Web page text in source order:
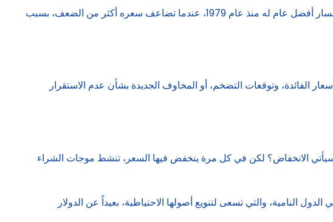
وارتفعت أسعار السبائك بأكثر من 50 % هذا العام، مسجلةً رقماً قياسياً، تجاوز 4100 دولار للأونصة، ما يضع الذهب على مسار أفضل عام له منذ عام 1979، عندما تضاعف سعره أكثر من الضعف، بسبب
الفورية: أسعار الفائدة، وتوقعات التضخم، أو المخاوف الجديدة بشأن عدم الاستقرار
سيأتي الانخفاض؟ لكن في كل مرة ينخفض فيها السعر، تنشط موجات الشراء
المركزية، خاصة في الدول النامية، والتي تسعى لتنويع أصولها الاحتياطية، بعيداً عن الدولار